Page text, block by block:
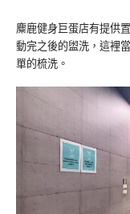
麋鹿健身巨蛋店有提供
動完之後的盥洗，這裡
單的梳洗。